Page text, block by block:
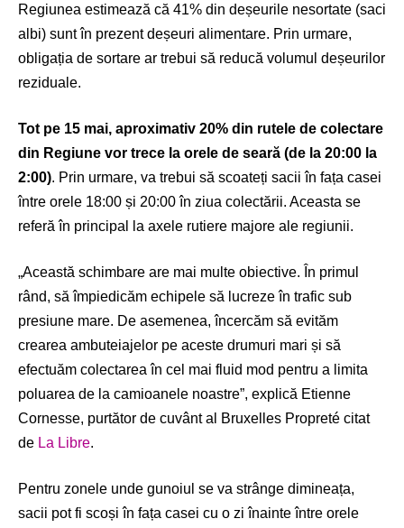
Regiunea estimează că 41% din deșeurile nesortate (saci
albi) sunt în prezent deșeuri alimentare. Prin urmare,
obligația de sortare ar trebui să reducă volumul deșeurilor
reziduale.
Tot pe 15 mai, aproximativ 20% din rutele de colectare
din Regiune vor trece la orele de seară (de la 20:00 la
2:00). Prin urmare, va trebui să scoateți sacii în fața casei
între orele 18:00 și 20:00 în ziua colectării. Aceasta se
referă în principal la axele rutiere majore ale regiunii.
„Această schimbare are mai multe obiective. În primul
rând, să împiedicăm echipele să lucreze în trafic sub
presiune mare. De asemenea, încercăm să evităm
crearea ambuteiajelor pe aceste drumuri mari și să
efectuăm colectarea în cel mai fluid mod pentru a limita
poluarea de la camioanele noastre”, explică Etienne
Cornesse, purtător de cuvânt al Bruxelles Propreté citat
de La Libre.
Pentru zonele unde gunoiul se va strânge dimineața,
sacii pot fi scoși în fața casei cu o zi înainte între orele